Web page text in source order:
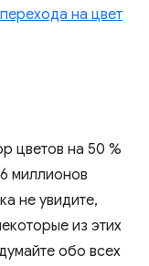
перехода на цвет
цветов на 50 %
миллионов
не увидите,
из этих
обо всех